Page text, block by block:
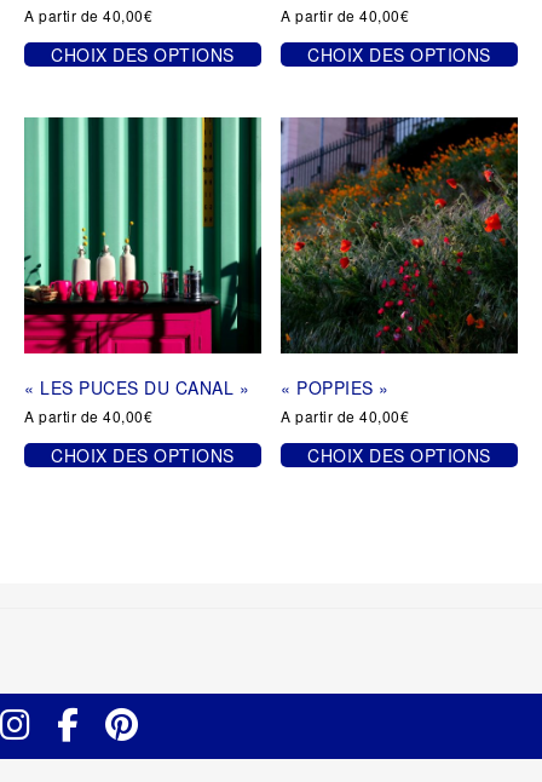
A partir de 40,00€
CHOIX DES OPTIONS
a
options
peuvent
être
choisies
sur
la
du
produit
A partir de40,00€
CHOIX DES OPTIONS
a
plusieurs
variations.
Les
options
peuvent
être
choisies
sur
la
du
produit
« LES PUCES DU CANAL »
A partir de 40,00€
CHOIX DES OPTIONS
choisies
sur
la
« POPPIES »
A partir de40,00€
CHOIX DES OPTIONS
choisies
InstagramFacebookPinterest